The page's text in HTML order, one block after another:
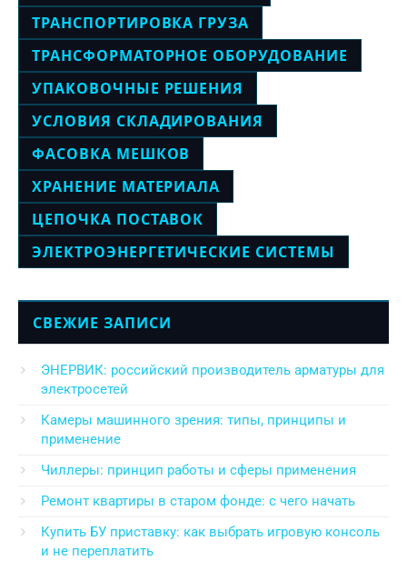
ТРАНСПОРТИРОВКА ГРУЗА
ТРАНСФОРМАТОРНОЕ ОБОРУДОВАНИЕ
УПАКОВОЧНЫЕ РЕШЕНИЯ
УСЛОВИЯ СКЛАДИРОВАНИЯ
ФАСОВКА МЕШКОВ
ХРАНЕНИЕ МАТЕРИАЛА
ЦЕПОЧКА ПОСТАВОК
ЭЛЕКТРОЭНЕРГЕТИЧЕСКИЕ СИСТЕМЫ
СВЕЖИЕ ЗАПИСИ
ЭНЕРВИК: российский производитель арматуры для
электросетей
Камеры машинного зрения: типы, принципы и
применение
Чиллеры: принцип работы и сферы применения
Ремонт квартиры в старом фонде: с чего начать
Купить БУ приставку: как выбрать игровую консоль
и не переплатить